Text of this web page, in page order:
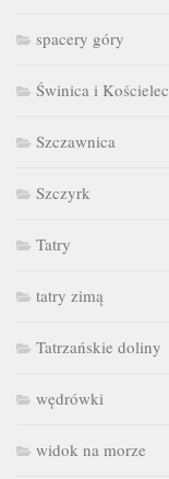
spacery góry
Świnica i Kościelec
Szczawnica
Szczyrk
Tatry
tatry zimą
Tatrzańskie doliny
wędrówki
widok na morze